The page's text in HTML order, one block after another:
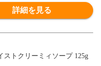
詳細を見る
ストクリーミィソープ 125g